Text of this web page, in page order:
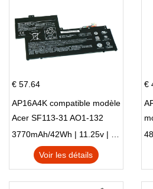
€ 57.64
AP16A4K compatible modèle
Acer SF113-31 AO1-132
NE132
3770mAh/42Wh | 11.25v | Li-ion ...
Voir les détails
€